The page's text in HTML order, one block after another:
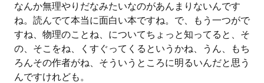
なんか無理やりだなみたいなのがあんまりないんです
ね。読んでて本当に面白い本ですね。で、もう一つがで
すね、物理のことね、についてちょっと知ってると、そ
の、そこをね、くすぐってくるというかね、うん、もち
ろんその作者がね、そういうところに明るいんだと思う
んですけれども。